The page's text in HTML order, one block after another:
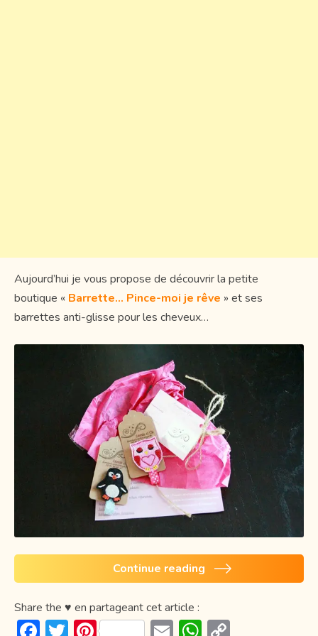
Aujourd’hui je vous propose de découvrir la petite
boutique « Barrette… Pince-moi je rêve » et ses
barrettes anti-glisse pour les cheveux…
Continue reading
Share the ♥ en partageant cet article :